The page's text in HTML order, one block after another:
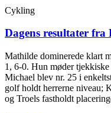
Cykling
Dagens resultater fra
Mathilde dominerede klart
1, 6-0. Hun møder
Michael blev nr. 25 i
golf holdt herrerne niveau;
og Troels fastholdt